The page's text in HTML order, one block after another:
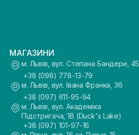
МАГАЗИНИ
м. Львів, вул. Степана Бандери, 45
+38 (098) 778-13-79
м. Львів, вул. Івана Франка, 36
+38 (097) 611-95-94
м. Львів, вул. Академіка
Підстригача, 1В (Duck's Lake)
+38 (097) 101-97-16